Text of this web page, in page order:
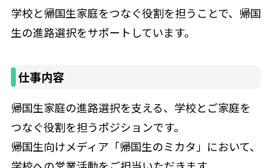
学校と帰国生家庭をつなぐ役割を担うことで、帰国
生の進路選択をサポートしています。
仕事内容
帰国生家庭の進路選択を支える、学校とご家庭を
つなぐ役割を担うポジションです。
帰国生向けメディア「帰国生のミカタ」において、